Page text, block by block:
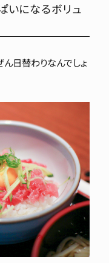
いになるボリュ
ん日替わりなんでしょ